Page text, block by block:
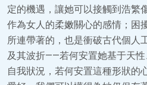
定的機遇，讓她可以接觸到浩繁
作為女人的柔嫩關心的感情；困
所連帶著的，也是衝破古代個人
及其波折——若何安置她基于天
自我狀況，若何安置這種形狀的